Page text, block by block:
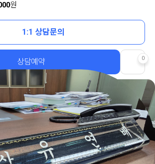
원
1:1 상담문의
상담예약 0